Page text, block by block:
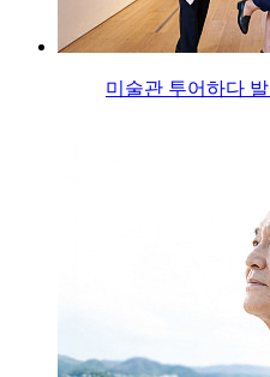
미술관 투어하다